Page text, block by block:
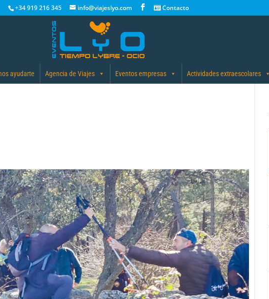
+34 919 216 345 info@viajeslyo.com Contacto
ayudarte Agencia de Viajes Eventos empresas Actividades extraescolares